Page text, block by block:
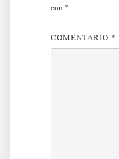
con *
COMENTARIO *